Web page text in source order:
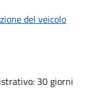
del veicolo
30 giorni